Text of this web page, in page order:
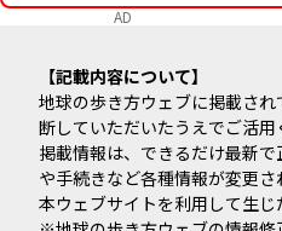
AD
記載内容について
地球の歩き方ウェブに掲載さ
断していただいたうえでご活用
掲載情報は、できるだけ最新
や手続きなど各種情報が変更
本ウェブサイトを利用して生じ